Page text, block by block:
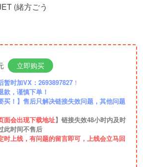
(緒方ごう
立即购买
暂时加VX：2693897827 ！
款，谨慎下单！
买！】售后只解决链接失效问题，其他问题
面会出现下载地址】链接失效48小时内及时
此时间不售后
时上线，有问题的留言即可，上线会立马回